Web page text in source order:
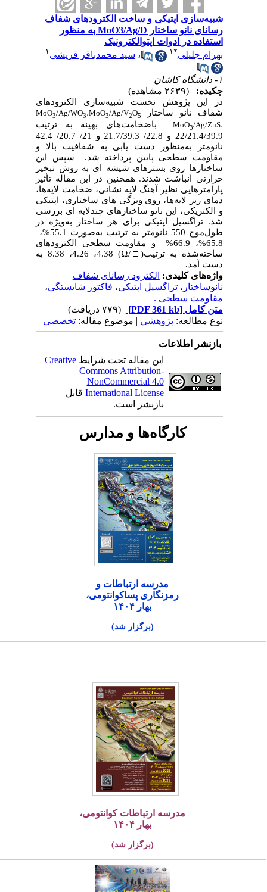
شبیه‌سازی اپتیکی و ساخت الکترودهای شفاف
رسانای نانو ساختار MoO3/Ag/D به منظور
استفاده در ادوات اپتوالکترونیک
بهرام جلیلی
۱ ،سید محمدباقر قریشی
چکیده:
در این پژوهش نخست شبیه‌سازی الکترودهای
شفاف نانو ساختار
MoO3/Ag/V2O 5 ، MoO3/Ag/WO3
MoO3/Ag/ZnS
باضخامت‌های بهینه به ترتیب
22/21.4/39.9 و 22.8/ 21.7/39.3 و 21/ 20.7/ 42.4
نانومتر به‌منظور دست
یابی به شفافیت بالا و
مقاومت سطحی پایین پرداخته شد. سپس این
ساختارها روی بسترهای شیشه ای به روش تبخیر
حرارتی انباشت شدند. همچنین در این مقاله تأثیر
پارامترهایی نظیر آهنگ لایه نشانی، ضخامت لایه‌ها،
دمای زیر لایه‌ها، روی ویژگی های ساختاری، اپتیکی
و الکتریکی، این نانو ساختارهای چندلایه ای بررسی
شد. تراگسیل اپتیکی برای هر ساختار به‌ویژه در
طول‌موج 550 نانومتر به ترتیب به‌صورت 55.1
%،
65.8
%، 66.9 %
و مقاومت سطحی الکترودهای
ساخته‌شده به ترتیب(Ω/□
) 4.38، 4.26، 8.38 به
دست آمد.
واژه‌های کلیدی:الکترود رسانای شفاف
نانوساختار، تراگسیل اپتیکی،فاکتور شایستگی،
مقاومت سطحی .
متن کامل[PDF 361 kb]
نوع مطالعه:پژوهشي| موضوع مقاله:تخصصی
بازنشر اطلاعات
این مقاله تحت شرایطCreative
Commons Attribution-
NonCommercial 4.0
International Licenseقابل
بازنشر است.
کارگاه‌ها و مدارس
مدرسه ارتباطات و
رمزنگاری پساکوانتومی،
بهار ۱۴۰۴
(برگزار شد)
مدرسه ارتباطات کوانتومی،
بهار ۱۴۰۴
(برگزار شد)